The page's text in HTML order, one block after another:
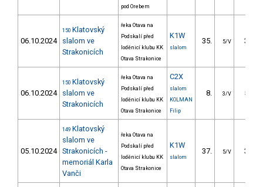
pod Orebem
06.10.2024
150 Klatovský
slalom ve
Strakonicích
řeka Otava na
Podskalí před
loděnicí klubu KK
Otava Strakonice
K1W
slalom
35. 5/V 38.31
06.10.2024
150 Klatovský
slalom ve
Strakonicích
řeka Otava na
Podskalí před
loděnicí klubu KK
Otava Strakonice
C2X
slalom
KOLMAN
Filip
8. 3/V 56.49
05.10.2024
149 Klatovský
slalom ve
Strakonicích -
memoriál Karla
Vanči
řeka Otava na
Podskalí před
loděnicí klubu KK
Otava Strakonice
K1W
slalom
37. 5/V 37.59